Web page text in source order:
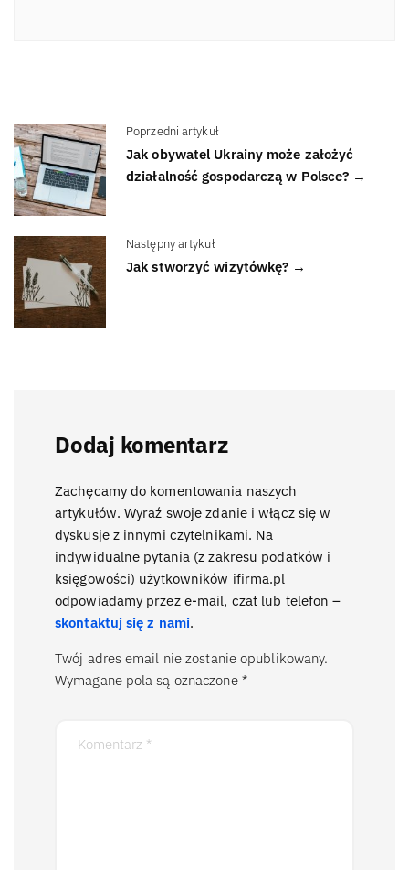
Poprzedni artykuł
Jak obywatel Ukrainy może założyć
działalność gospodarczą w Polsce? →
Następny artykuł
Jak stworzyć wizytówkę? →
Dodaj komentarz
Zachęcamy do komentowania naszych
artykułów. Wyraź swoje zdanie i włącz się w
dyskusje z innymi czytelnikami. Na
indywidualne pytania (z zakresu podatków i
księgowości) użytkowników ifirma.pl
odpowiadamy przez e-mail, czat lub telefon –
skontaktuj się z nami.
Twój adres email nie zostanie opublikowany.
Wymagane pola są oznaczone *